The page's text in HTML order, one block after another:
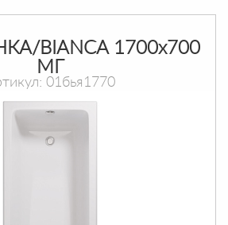
BIANCA 1700х700
МГ
01бья1770